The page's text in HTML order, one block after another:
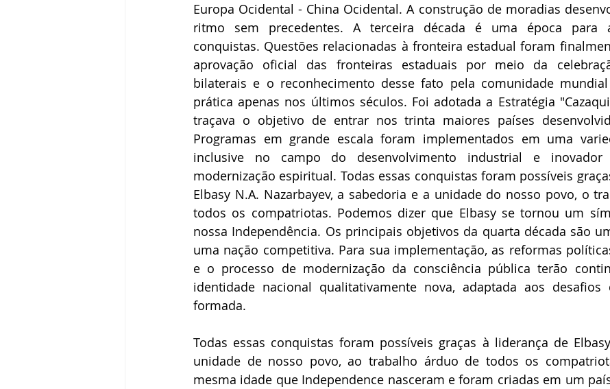
Europa Ocidental - China Ocidental. A construção de moradias
ritmo sem precedentes. A terceira década é uma época para
conquistas. Questões relacionadas à fronteira estadual foram
aprovação oficial das fronteiras estaduais por meio da
bilaterais e o reconhecimento desse fato pela comunidade
prática apenas nos últimos séculos. Foi adotada a Estratégia
traçava o objetivo de entrar nos trinta maiores países
Programas em grande escala foram implementados em uma
inclusive no campo do desenvolvimento industrial e
modernização espiritual. Todas essas conquistas foram possíveis
Elbasy N.A. Nazarbayev, a sabedoria e a unidade do nosso povo, o
todos os compatriotas. Podemos dizer que Elbasy se tornou um
nossa Independência. Os principais objetivos da quarta década são
uma nação competitiva. Para sua implementação, as reformas
e o processo de modernização da consciência pública terão
identidade nacional qualitativamente nova, adaptada aos desafios
formada.
Todas essas conquistas foram possíveis graças à liderança de
unidade de nosso povo, ao trabalho árduo de todos os
mesma idade que Independence nasceram e foram criadas em um